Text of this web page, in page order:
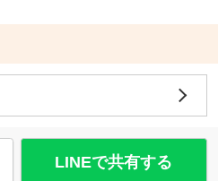
LINEで共有する